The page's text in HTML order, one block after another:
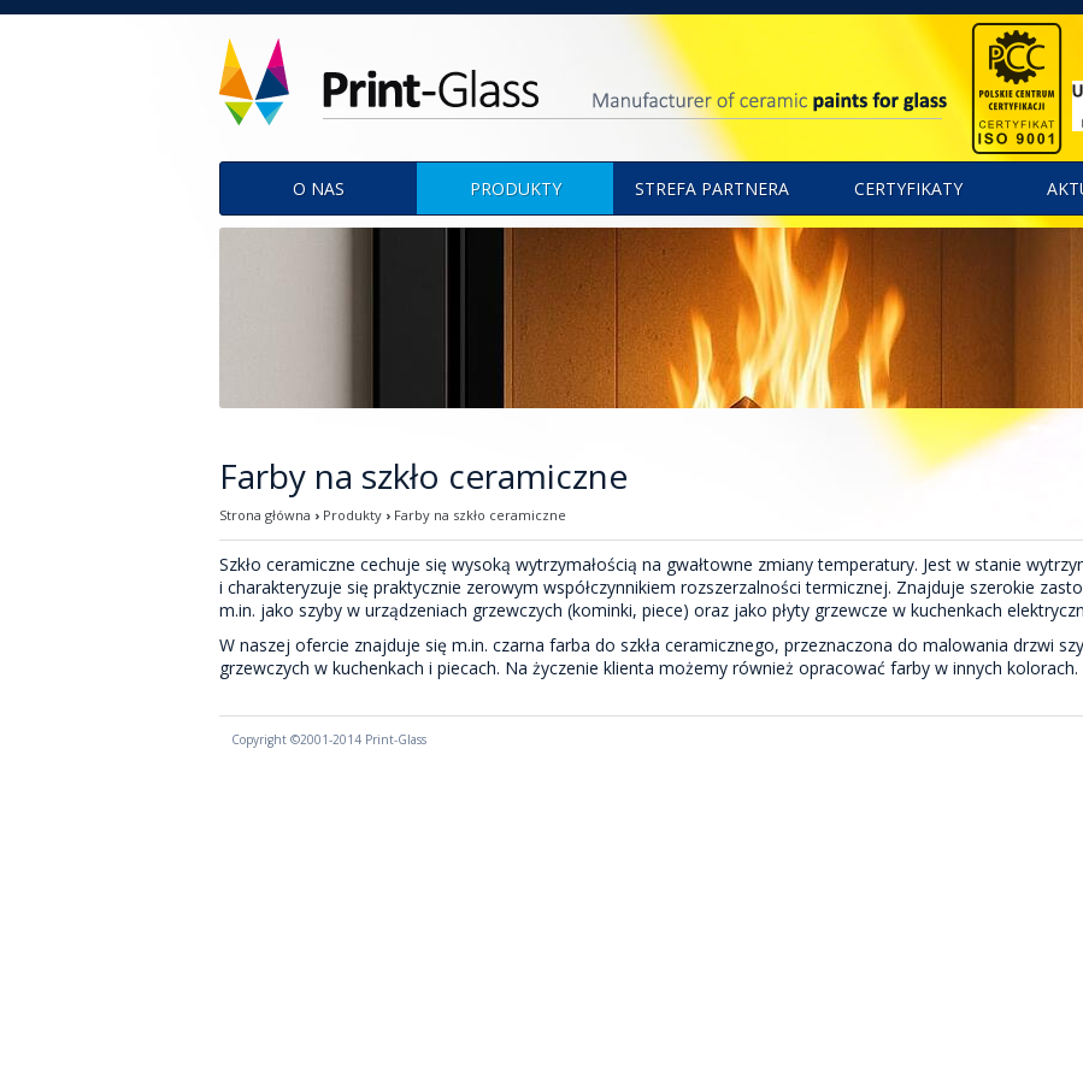
Menu
O NAS PRODUKTY STREFA PARTNERA CERTYFIKATY
Farby na szkło ceramiczne
Strona główna › Produkty › Farby na szkło ceramiczne
Szkło ceramiczne cechuje się wysoką wytrzymałością na gwałtowne zmiany temperatury. Jest w stanie
i charakteryzuje się praktycznie zerowym współczynnikiem rozszerzalności termicznej. Znajduje szerokie
m.in. jako szyby w urządzeniach grzewczych (kominki, piece) oraz jako płyty grzewcze w kuchenkach
W naszej ofercie znajduje się m.in. czarna farba do szkła ceramicznego, przeznaczona do malowania drzwi
grzewczych w kuchenkach i piecach. Na życzenie klienta możemy również opracować farby w innych kolorach.
Copyright ©2001-2014 Print-Glass